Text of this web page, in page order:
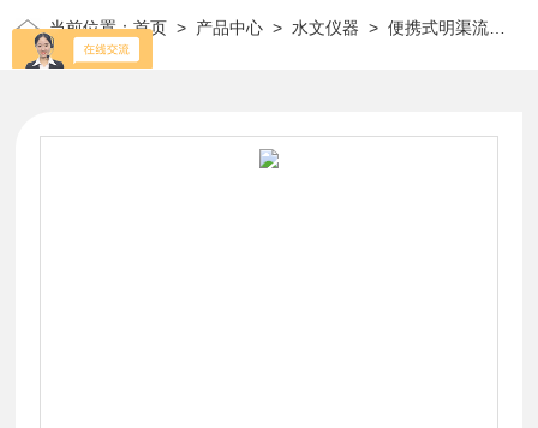
当前位置：首页 > 产品中心 >水文仪器 >便携式明渠流量计